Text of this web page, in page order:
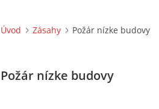
Úvod Zásahy Požár nízke budovy
Požár nízke budovy